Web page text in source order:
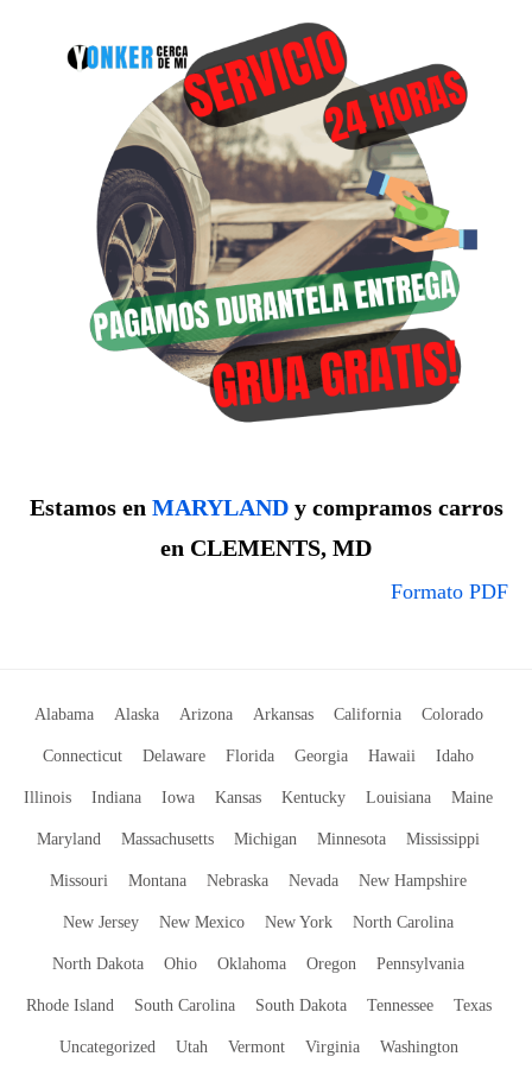
Estamos en MARYLANDy compramos carros
en CLEMENTS, MD
Formato PDF
Alabama Alaska Arizona Arkansas California Colorado
Connecticut Delaware Florida Georgia Hawaii Idaho
Illinois Indiana Iowa Kansas Kentucky Louisiana Maine
Maryland Massachusetts Michigan Minnesota Mississippi
Missouri Montana Nebraska Nevada New Hampshire
New Jersey New Mexico New York North Carolina
North Dakota Ohio Oklahoma Oregon Pennsylvania
Rhode Island South Carolina South Dakota Tennessee Texas
Uncategorized Utah Vermont Virginia Washington